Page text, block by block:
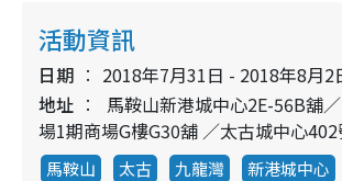
活動資訊
日期
2018年7月31日 - 2018年8月2
地址
馬鞍山新港城中心2E-56B舖
場1期商場G樓G30舖 ／太古城中心
馬鞍山 太古 九龍灣 新港城中心